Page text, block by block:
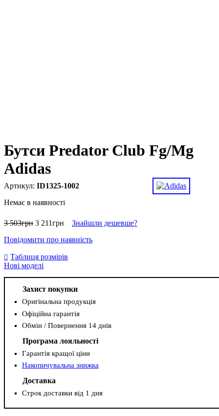
Бутси Predator Club Fg/Mg
Adidas
ID1325-1002
Немає в наявності
3 503грн 3 211грн
Знайшли дешевше?
Повідомити про наявність
Таблиця розмірів
Нові моделі
Захист покупки
Оригінальна продукція
Офіційна гарантія
Обмін / Повернення 14 днів
Програма лояльності
Гарантія кращої ціни
Накопичувальна знижка
Доставка
Строк доставки від 1 дня